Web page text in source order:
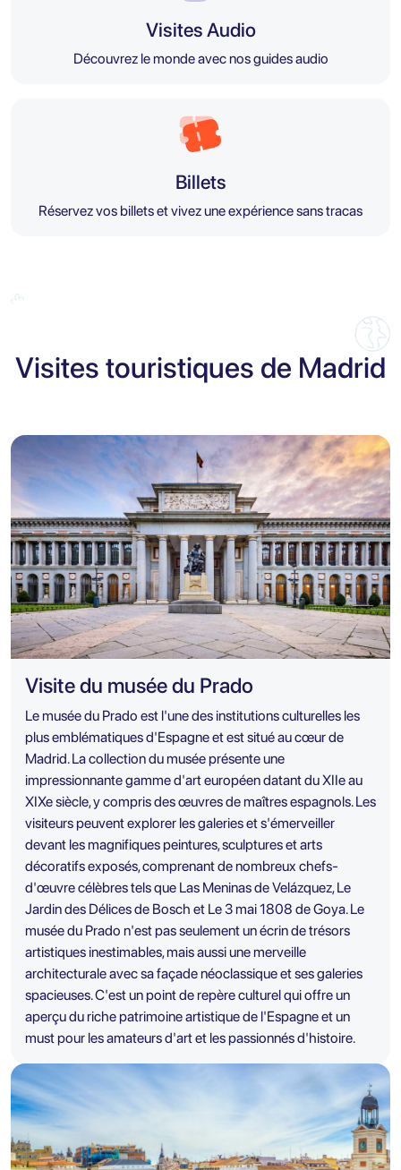
Visites Audio
Découvrez le monde avec nos guides audio
Billets
Réservez vos billets et vivez une expérience sans tracas
Visites touristiques de Madrid
Visite du musée du Prado
Le musée du Prado est l'une des institutions culturelles les
plus emblématiques d'Espagne et est situé au cœur de
Madrid. La collection du musée présente une
impressionnante gamme d'art européen datant du XIIe au
XIXe siècle, y compris des œuvres de maîtres espagnols. Les
visiteurs peuvent explorer les galeries et s'émerveiller
devant les magnifiques peintures, sculptures et arts
décoratifs exposés, comprenant de nombreux chefs-
d'œuvre célèbres tels que Las Meninas de Velázquez, Le
Jardin des Délices de Bosch et Le 3 mai 1808 de Goya. Le
musée du Prado n'est pas seulement un écrin de trésors
artistiques inestimables, mais aussi une merveille
architecturale avec sa façade néoclassique et ses galeries
spacieuses. C'est un point de repère culturel qui offre un
aperçu du riche patrimoine artistique de l'Espagne et un
must pour les amateurs d'art et les passionnés d'histoire.